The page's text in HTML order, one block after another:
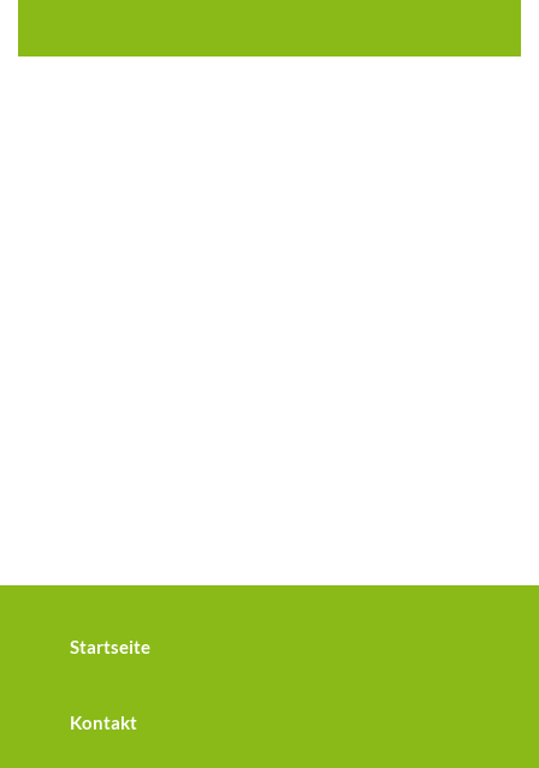
Startseite
Kontakt